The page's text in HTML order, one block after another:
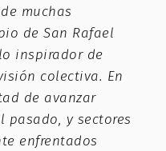
muchas
de San Rafael
inspirador de
colectiva. En
de avanzar
pasado, y sectores
enfrentados